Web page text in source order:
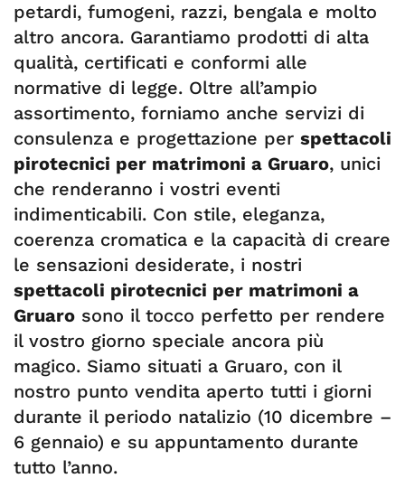
petardi, fumogeni, razzi, bengala e molto
altro ancora. Garantiamo prodotti di alta
qualità, certificati e conformi alle
normative di legge. Oltre all’ampio
assortimento, forniamo anche servizi di
consulenza e progettazione per spettacoli
pirotecnici per matrimoni a Gruaro, unici
che renderanno i vostri eventi
indimenticabili. Con stile, eleganza,
coerenza cromatica e la capacità di creare
le sensazioni desiderate, i nostri
spettacoli pirotecnici per matrimoni a
Gruaro sono il tocco perfetto per rendere
il vostro giorno speciale ancora più
magico. Siamo situati a Gruaro, con il
nostro punto vendita aperto tutti i giorni
durante il periodo natalizio (10 dicembre –
6 gennaio) e su appuntamento durante
tutto l’anno.